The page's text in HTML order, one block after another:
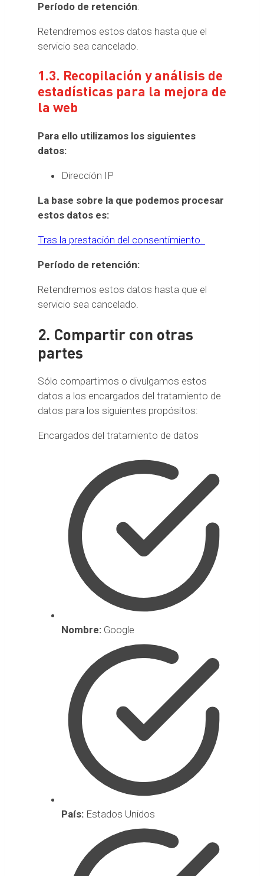
Período de retención:
Retendremos estos datos hasta que el
servicio sea cancelado.
1.3. Recopilación y análisis de
estadísticas para la mejora de
la web
Para ello utilizamos los siguientes
datos:
Dirección IP
La base sobre la que podemos procesar
estos datos es:
Tras la prestación del consentimiento.
Período de retención:
Retendremos estos datos hasta que el
servicio sea cancelado.
2. Compartir con otras
partes
Sólo compartimos o divulgamos estos
datos a los encargados del tratamiento de
datos para los siguientes propósitos:
Encargados del tratamiento de datos
Nombre: Google
País: Estados Unidos